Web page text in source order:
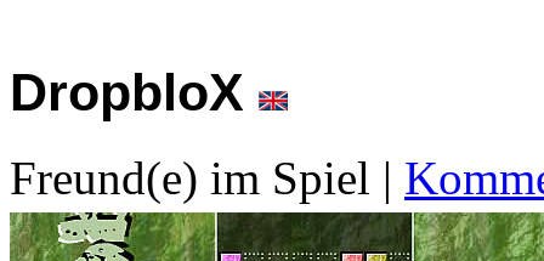
DropbloX
Freund(e) im Spiel |